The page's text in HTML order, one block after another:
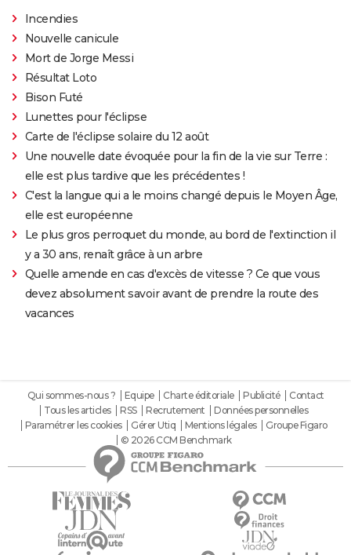
Incendies
Nouvelle canicule
Mort de Jorge Messi
Résultat Loto
Bison Futé
Lunettes pour l'éclipse
Carte de l'éclipse solaire du 12 août
Une nouvelle date évoquée pour la fin de la vie sur Terre :
elle est plus tardive que les précédentes !
C'est la langue qui a le moins changé depuis le Moyen Âge,
elle est européenne
Le plus gros perroquet du monde, au bord de l'extinction il
y a 30 ans, renaît grâce à un arbre
Quelle amende en cas d'excès de vitesse ? Ce que vous
devez absolument savoir avant de prendre la route des
vacances
Qui sommes-nous ? Equipe Charte éditoriale Publicité
Contact
Tous les articles
RSS Recrutement
Données personnelles
Paramétrer les cookies
Gérer Utiq Mentions légales
Groupe Figaro
© 2026 CCM Benchmark